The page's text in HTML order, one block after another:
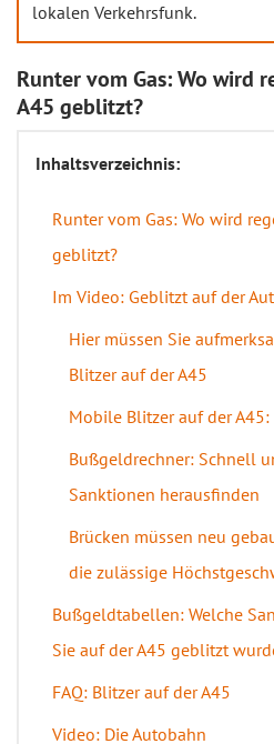
lokalen Verkehrsfunk.
Runter vom Gas: Wo wird
A45 geblitzt?
Inhaltsverzeichnis:
Runter vom Gas: Wo wird
geblitzt?
Im Video: Geblitzt auf der
Hier müssen Sie
Blitzer auf der A45
Mobile Blitzer auf der
Bußgeldrechner: Schnell
Sanktionen herausfinden
Brücken müssen neu
die zulässige
Bußgeldtabellen: Welche
Sie auf der A45 geblitzt
FAQ: Blitzer auf der A45
Video: Die Autobahn